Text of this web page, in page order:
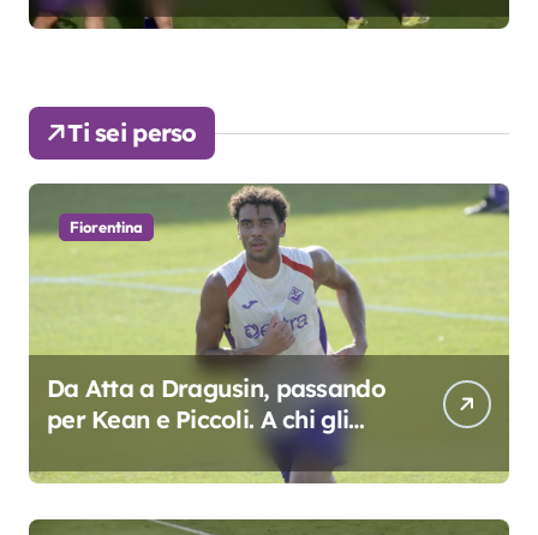
Ti sei perso
Fiorentina
Da Atta a Dragusin, passando
per Kean e Piccoli. A chi gli
oscar del precampionato?